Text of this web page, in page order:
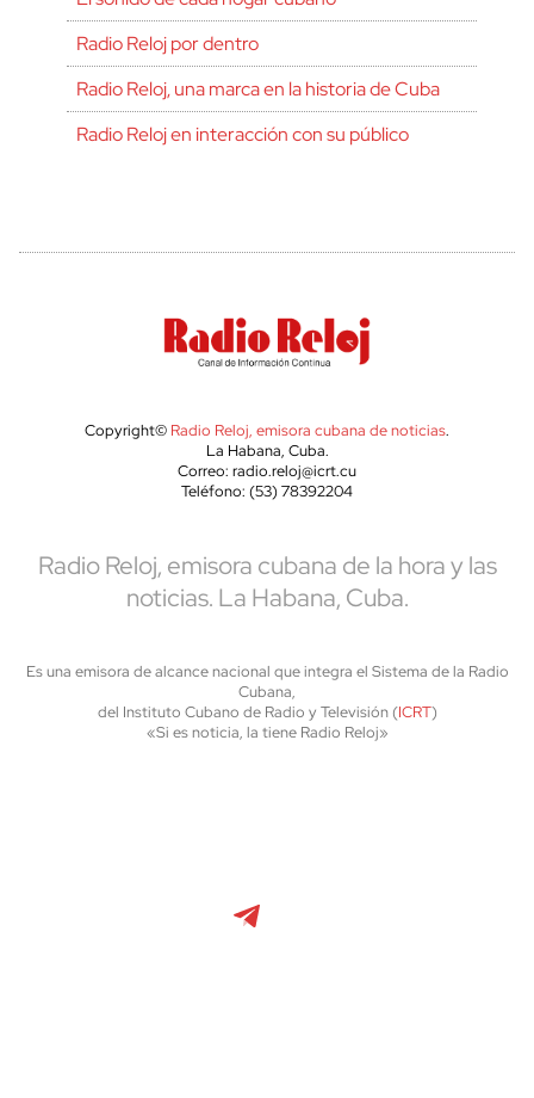
Radio Reloj por dentro
Radio Reloj, una marca en la historia de Cuba
Radio Reloj en interacción con su público
Copyright© Radio Reloj, emisora cubana de noticias.
La Habana, Cuba.
Correo: radio.reloj@icrt.cu
Teléfono: (53) 78392204
Radio Reloj, emisora cubana de la hora y las
noticias. La Habana, Cuba.
Es una emisora de alcance nacional que integra el Sistema de la Radio
Cubana,
del Instituto Cubano de Radio y Televisión (ICRT)
«Si es noticia, la tiene Radio Reloj»